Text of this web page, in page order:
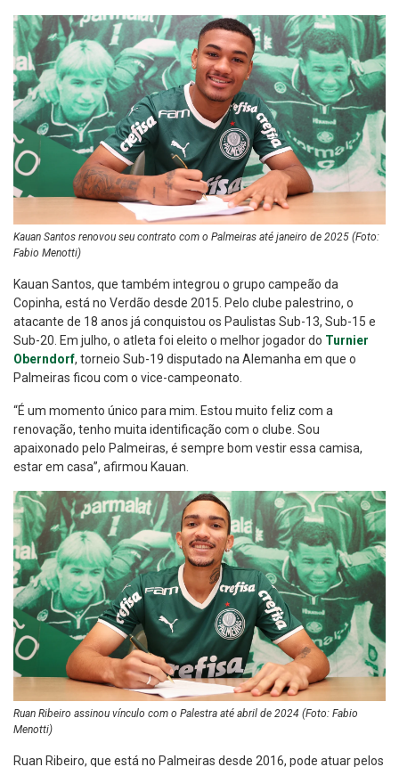
Kauan Santos renovou seu contrato com o Palmeiras até janeiro de 2025 (Foto:
Fabio Menotti)
Kauan Santos, que também integrou o grupo campeão da
Copinha, está no Verdão desde 2015. Pelo clube palestrino, o
atacante de 18 anos já conquistou os Paulistas Sub-13, Sub-15 e
Sub-20. Em julho, o atleta foi eleito o melhor jogador do Turnier
Oberndorf, torneio Sub-19 disputado na Alemanha em que o
Palmeiras ficou com o vice-campeonato.
“É um momento único para mim. Estou muito feliz com a
renovação, tenho muita identificação com o clube. Sou
apaixonado pelo Palmeiras, é sempre bom vestir essa camisa,
estar em casa”, afirmou Kauan.
Ruan Ribeiro assinou vínculo com o Palestra até abril de 2024 (Foto: Fabio
Menotti)
Ruan Ribeiro, que está no Palmeiras desde 2016, pode atuar pelos